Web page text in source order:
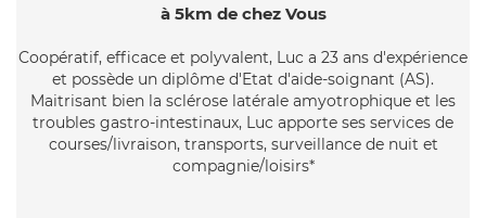
à 5km de chez Vous
Coopératif, efficace et polyvalent, Luc a 23 ans d'expérience
et possède un diplôme d'Etat d'aide-soignant (AS).
Maitrisant bien la sclérose latérale amyotrophique et les
troubles gastro-intestinaux, Luc apporte ses services de
courses/livraison, transports, surveillance de nuit et
compagnie/loisirs*